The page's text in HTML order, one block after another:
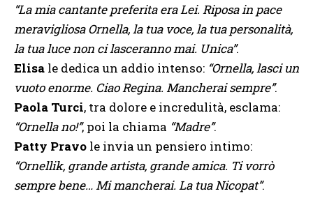
“La mia cantante preferita era Lei. Riposa in pace
meravigliosa Ornella, la tua voce, la tua personalità,
la tua luce non ci lasceranno mai. Unica”.
Elisa le dedica un addio intenso: “Ornella, lasci un
vuoto enorme. Ciao Regina. Mancherai sempre”.
Paola Turci, tra dolore e incredulità, esclama:
“Ornella no!”, poi la chiama “Madre”.
Patty Pravo le invia un pensiero intimo:
“Ornellik, grande artista, grande amica. Ti vorrò
sempre bene… Mi mancherai. La tua Nicopat”.